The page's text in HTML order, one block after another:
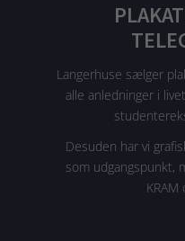
Langerhuse sælger
alle anledninger i
Desuden har vi
som udgangspunkt,